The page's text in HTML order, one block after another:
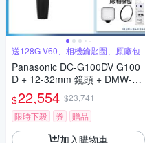
送128G V60、相機鑰匙圈、原廠包
Panasonic DC-G100DV G100
D + 12-32mm 鏡頭 + DMW-SH
GR2 三腳架握把組 公司貨
$22,554 $23,741
限時下殺
券 贈品
加入購物車